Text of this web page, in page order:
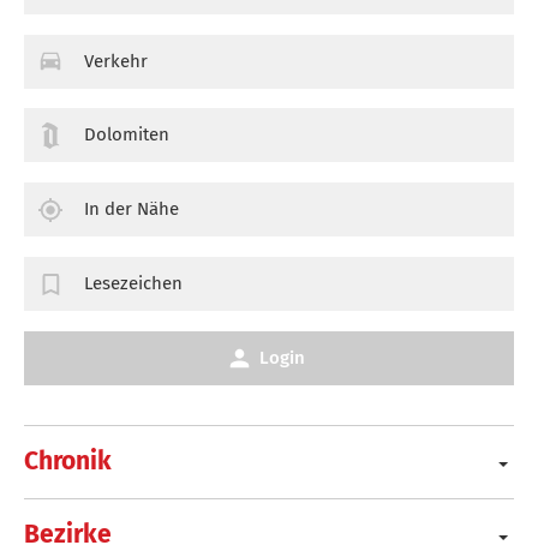
Chronik
Bezirke
Verkehr
Dolomiten
In der Nähe
Lesezeichen
Login